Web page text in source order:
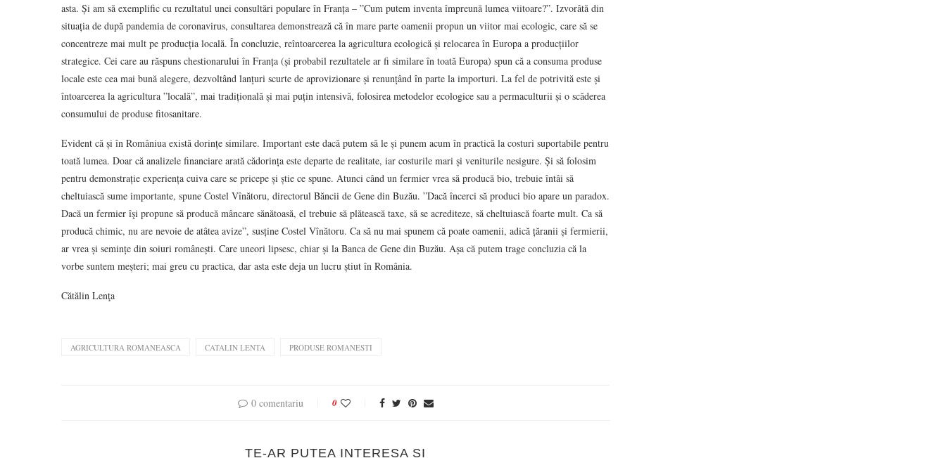
asta. Și am să exemplific cu rezultatul unei consultări populare în Franța – ”Cum putem inventa împreună lumea viitoare?”. Izvorâtă din
situația de după pandemia de coronavirus, consultarea demonstrează că în mare parte oamenii propun un viitor mai ecologic, care să se
concentreze mai mult pe producția locală. În concluzie, reîntoarcerea la agricultura ecologică și relocarea în Europa a producțiilor
strategice. Cei care au răspuns chestionarului în Franța (și probabil rezultatele ar fi similare în toată Europa) spun că a consuma produse
locale este cea mai bună alegere, dezvoltând lanțuri scurte de aprovizionare și renunțând în parte la importuri. La fel de potrivită este și
întoarcerea la agricultura ”locală”, mai tradițională și mai puțin intensivă, folosirea metodelor ecologice sau a permaculturii și o scăderea
consumului de produse fitosanitare.
Evident că și în Româniua există dorințe similare. Important este dacă putem să le și punem acum în practică la costuri suportabile pentru
toată lumea. Doar că analizele financiare arată cădorința este departe de realitate, iar costurile mari și veniturile nesigure. Și să folosim
pentru demonstrație experiența cuiva care se pricepe și știe ce spune. Atunci când un fermier vrea să producă bio, trebuie întâi să
cheltuiască sume importante, spune Costel Vînătoru, directorul Băncii de Gene din Buzău. ”Dacă încerci să produci bio apare un paradox.
Dacă un fermier îşi propune să producă mâncare sănătoasă, el trebuie să plătească taxe, să se acrediteze, să cheltuiască foarte mult. Ca să
producă chimic, nu are nevoie de atâtea avize”, susține Costel Vînătoru. Ca să nu mai spunem că poate oamenii, adică țăranii și fermierii,
ar vrea și semințe din soiuri românești. Care uneori lipsesc, chiar și la Banca de Gene din Buzău. Așa că putem trage concluzia că la
vorbe suntem meșteri; mai greu cu practica, dar asta este deja un lucru știut în România.
Cătălin Lenţa
AGRICULTURA ROMANEASCA CATALIN LENTA PRODUSE ROMANESTI
0 comentariu 0
TE-AR PUTEA INTERESA SI